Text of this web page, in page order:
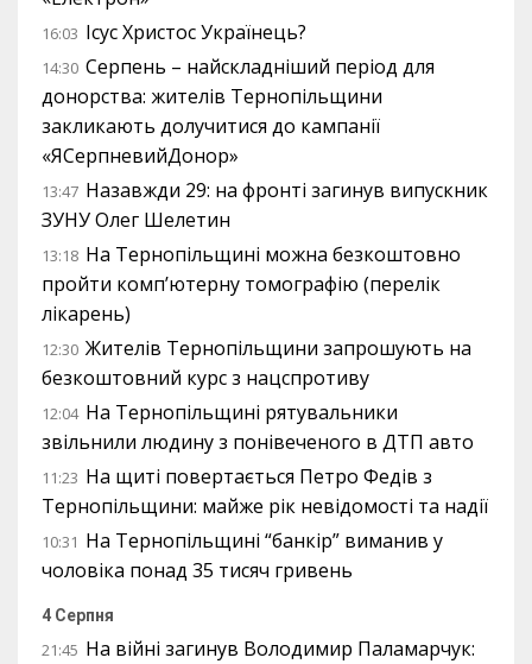
16:03 Ісус Христос Українець?
14:30 Серпень – найскладніший період для
донорства: жителів Тернопільщини
закликають долучитися до кампанії
«ЯСерпневийДонор»
13:47 Назавжди 29: на фронті загинув випускник
ЗУНУ Олег Шелетин
13:18 На Тернопільщині можна безкоштовно
пройти комп’ютерну томографію (перелік
лікарень)
12:30 Жителів Тернопільщини запрошують на
безкоштовний курс з нацспротиву
12:04 На Тернопільщині рятувальники
звільнили людину з понівеченого в ДТП авто
11:23 На щиті повертається Петро Федів з
Тернопільщини: майже рік невідомості та надії
10:31 На Тернопільщині “банкір” виманив у
чоловіка понад 35 тисяч гривень
4 Серпня
21:45 На війні загинув Володимир Паламарчук: